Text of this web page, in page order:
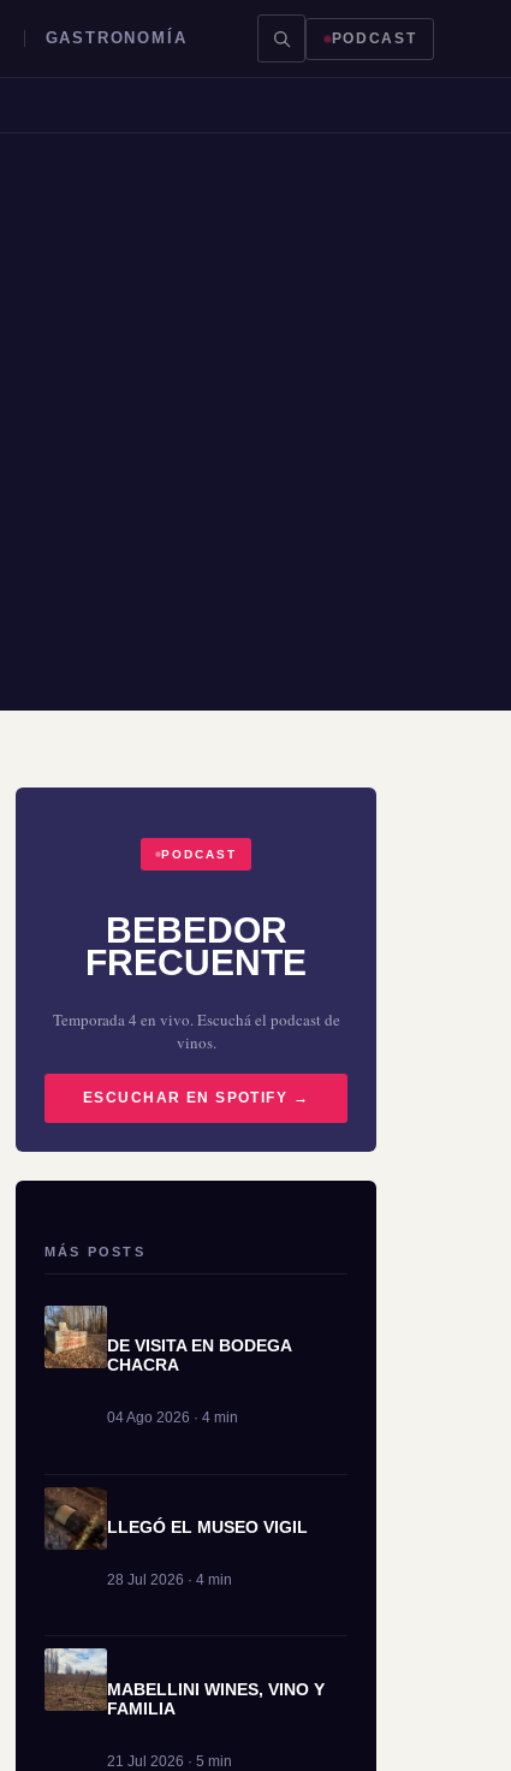
GASTRONOMÍA PODCAST
PODCAST
BEBEDOR
FRECUENTE
Temporada 4 en vivo. Escuchá el podcast de
vinos.
ESCUCHAR EN SPOTIFY →
MÁS POSTS
DE VISITA EN BODEGA
CHACRA
04 Ago 2026 · 4 min
LLEGÓ EL MUSEO VIGIL
28 Jul 2026 · 4 min
MABELLINI WINES, VINO Y
FAMILIA
21 Jul 2026 · 5 min